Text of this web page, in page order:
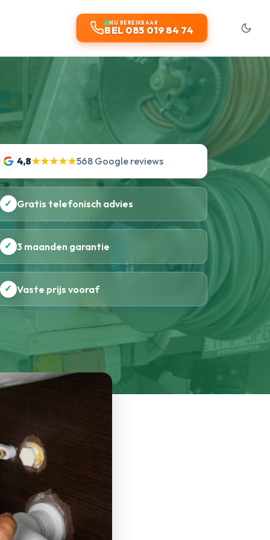
NU BEREIKBAAR
BEL 085 019 84 74
4,8★★★★★568 Google reviews
✓ Gratis telefonisch advies
✓ 3 maanden garantie
✓ Vaste prijs vooraf